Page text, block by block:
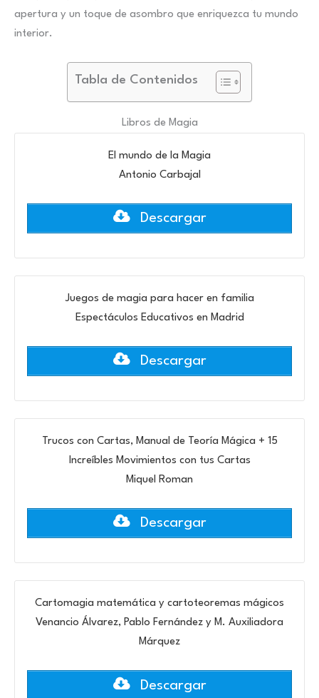
apertura y un toque de asombro que enriquezca tu mundo
interior.
Tabla de Contenidos
Libros de Magia
El mundo de la Magia
Antonio Carbajal
Descargar
Juegos de magia para hacer en familia
Espectáculos Educativos en Madrid
Descargar
Trucos con Cartas, Manual de Teoría Mágica + 15
Increíbles Movimientos con tus Cartas
Miquel Roman
Descargar
Cartomagia matemática y cartoteoremas mágicos
Venancio Álvarez, Pablo Fernández y M. Auxiliadora
Márquez
Descargar